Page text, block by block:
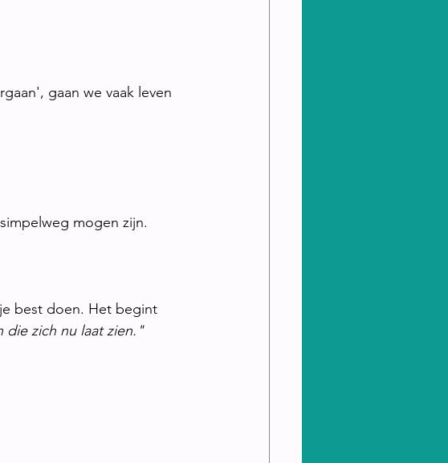
gaan we vaak leven
mogen zijn.
best doen. Het begint
die zich nu laat zien."